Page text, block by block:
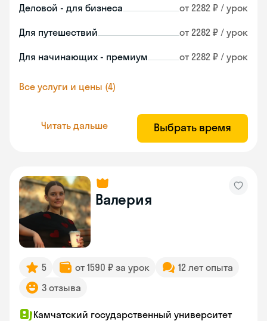
Деловой - для бизнеса от 2282 ₽ / урок
Для путешествий от 2282 ₽ / урок
Для начинающих - премиум от 2282 ₽ / урок
Все услуги и цены (4)
Читать дальше Выбрать время
Валерия
5 от 1590 ₽ за урок
12 лет опыта
3 отзыва
Камчатский государственный университет